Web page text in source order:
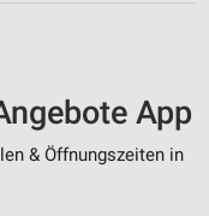
App
& Öffnungszeiten in